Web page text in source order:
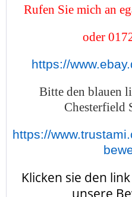
Rufen Sie mich an
oder
https://
Bitte den blauen
Chesterfield
https://
Klicken sie den
unsere